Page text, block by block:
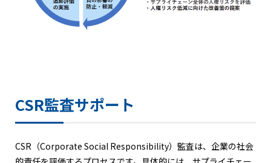
CSR監査サポート
CSR（Corporate Social Responsibility）監査は、企業の社会